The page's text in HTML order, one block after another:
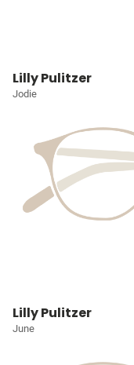
Lilly Pulitzer
Jodie
Lilly Pulitzer
June